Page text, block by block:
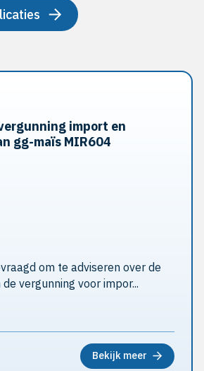
import en
gg-maïs MIR604
om te adviseren over de
vergunning voor impor...
Bekijk meer